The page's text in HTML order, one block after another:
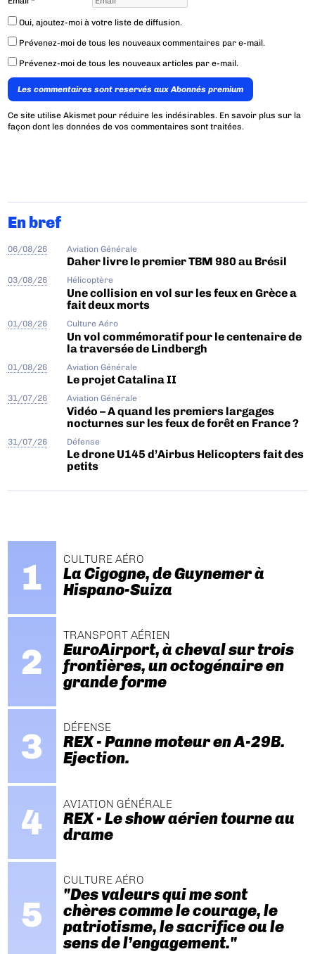
Oui, ajoutez-moi à votre liste de diffusion.
Prévenez-moi de tous les nouveaux commentaires par e-mail.
Prévenez-moi de tous les nouveaux articles par e-mail.
Les commentaires sont reservés aux Abonnés premium
Ce site utilise Akismet pour réduire les indésirables. En savoir plus sur la
façon dont les données de vos commentaires sont traitées.
En bref
06/08/26 Aviation Générale
Daher livre le premier TBM 980 au Brésil
03/08/26 Hélicoptère
Une collision en vol sur les feux en Grèce a
fait deux morts
01/08/26 Culture Aéro
Un vol commémoratif pour le centenaire de
la traversée de Lindbergh
01/08/26 Aviation Générale
Le projet Catalina II
31/07/26 Aviation Générale
Vidéo – A quand les premiers largages
nocturnes sur les feux de forêt en France ?
31/07/26 Défense
Le drone U145 d’Airbus Helicopters fait des
petits
CULTURE AÉRO
La Cigogne, de Guynemer à
Hispano-Suiza
TRANSPORT AÉRIEN
EuroAirport, à cheval sur trois
frontières, un octogénaire en
grande forme
DÉFENSE
REX - Panne moteur en A-29B.
Ejection.
AVIATION GÉNÉRALE
REX - Le show aérien tourne au
drame
CULTURE AÉRO
"Des valeurs qui me sont
chères comme le courage, le
patriotisme, le sacrifice ou le
sens de l’engagement."